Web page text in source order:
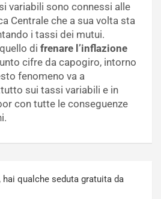
variabili sono connessi alle
Centrale che a sua volta sta
i tassi dei mutui.
di frenare l’inflazione
cifre da capogiro, intorno
fenomeno va a
sui tassi variabili e in
con tutte le conseguenze
qualche seduta gratuita da